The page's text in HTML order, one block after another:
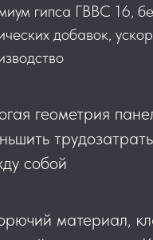
гипса ГВВС 16,
добавок,
геометрия
собой
материал,